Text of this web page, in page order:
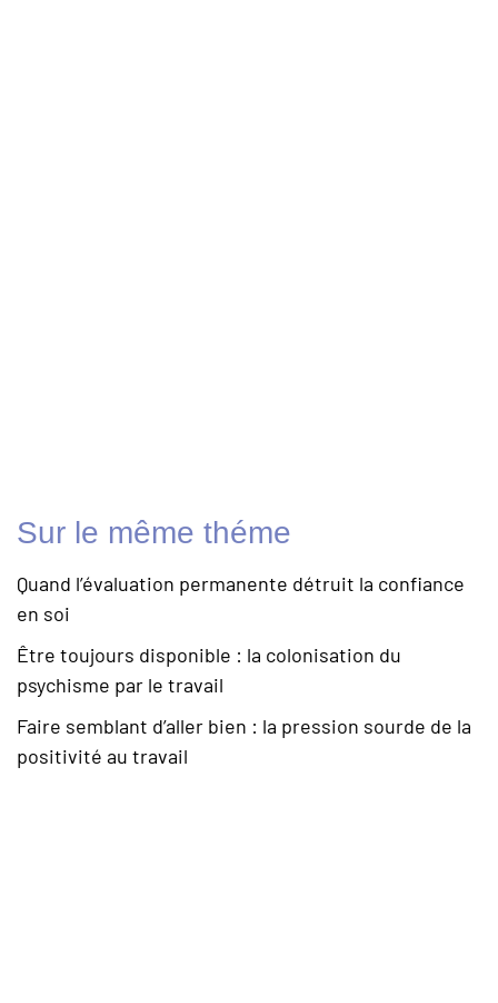
Sur le même théme
Quand l’évaluation permanente détruit la confiance
en soi
Être toujours disponible : la colonisation du
psychisme par le travail
Faire semblant d’aller bien : la pression sourde de la
positivité au travail